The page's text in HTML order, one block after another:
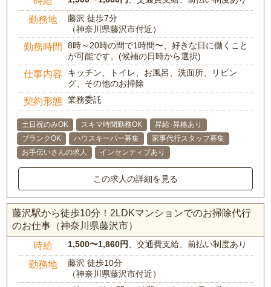
勤務地
藤沢 徒歩7分
（神奈川県藤沢市付近）
勤務時間
8時～20時の間で1時間〜、好きな日に働くこと
が可能です。(候補の日時から選択)
仕事内容
キッチン、トイレ、お風呂、洗面所、リビン
グ、その他のお掃除
契約形態 業務委託
土日祝のみOK スキマ時間勤務OK
昇給･昇格あり
ブランクOK
ハウスキーパー募集
家事代行スタッフ募集
お手伝いさんの求人
インセンティブあり
この求人の詳細を見る
藤沢駅から徒歩10分！2LDKマンションでのお掃除代行
のお仕事（神奈川県藤沢市）
時給 1,500〜1,860円 、交通費支給、前払い制度あり
勤務地
藤沢 徒歩10分
（神奈川県藤沢市付近）